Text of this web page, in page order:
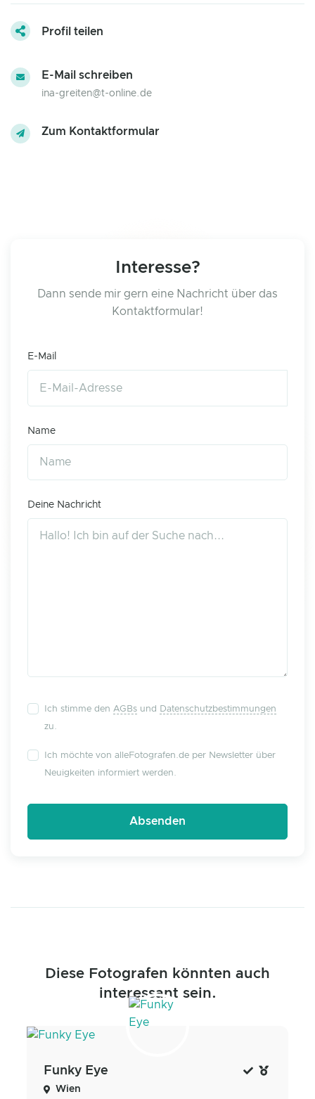
Profil teilen
E-Mail schreiben
ina-greiten@t-online.de
Zum Kontaktformular
Interesse?
Dann sende mir gern eine Nachricht über das
Kontaktformular!
E-Mail
Name
Deine Nachricht
Ich stimme den AGBs und
Datenschutzbestimmungen
zu.
Ich möchte von alleFotografen.de per Newsletter über
Neuigkeiten informiert werden.
Diese Fotografen könnten auch
interessant sein.
Funky Eye
Wien